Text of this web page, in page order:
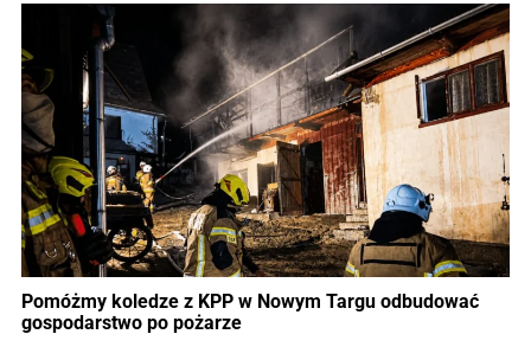
Pomóżmy koledze z KPP w Nowym Targu odbudować
gospodarstwo po pożarze